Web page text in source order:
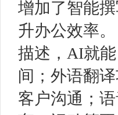
增加了智能
升办公效率
描述，AI就
间；外语翻
客户沟通；